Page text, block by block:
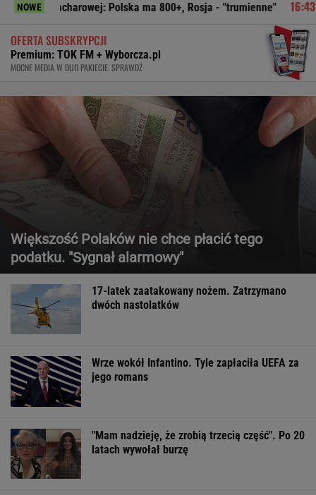
NOWEPolska ma 800+, Rosja - "trumienne" Pudło
OFERTA SUBSKRYPCJI
Premium: TOK FM + Wyborcza.pl
MOCNE MEDIA W DUO PAKIECIE. SPRAWDŹ
Większość Polaków nie chce płacić tego
podatku. "Sygnał alarmowy"
17-latek zaatakowany nożem. Zatrzymano
dwóch nastolatków
Wrze wokół Infantino. Tyle zapłaciła UEFA za
jego romans
"Mam nadzieję, że zrobią trzecią część". Po 20
latach wywołał burzę